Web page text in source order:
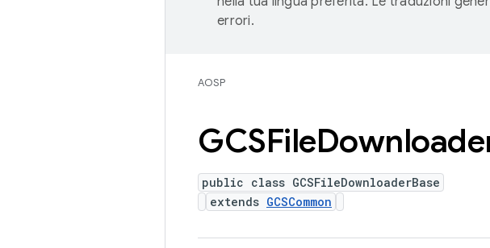
errori.
AOSP
GCSFile
public class GCSFileDownloaderBase
extends GCSCommon